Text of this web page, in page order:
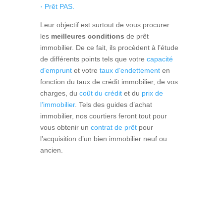
· Prêt PAS.
Leur objectif est surtout de vous procurer
les meilleures conditions de prêt
immobilier. De ce fait, ils procèdent à l’étude
de différents points tels que votre capacité
d’emprunt et votre taux d’endettement en
fonction du taux de crédit immobilier, de vos
charges, du coût du crédit et du prix de
l’immobilier. Tels des guides d’achat
immobilier, nos courtiers feront tout pour
vous obtenir un contrat de prêt pour
l’acquisition d’un bien immobilier neuf ou
ancien.